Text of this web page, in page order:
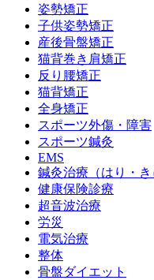
姿勢矯正
子供姿勢矯正
産後骨盤矯正
猫背巻き肩矯正
反り腰矯正
猫背矯正
全身矯正
スポーツ外傷・障害
スポーツ鍼灸
EMS
鍼灸治療（はり・き
健康保険診療
超音波治療
労災
電気治療
整体
骨盤ダイエット